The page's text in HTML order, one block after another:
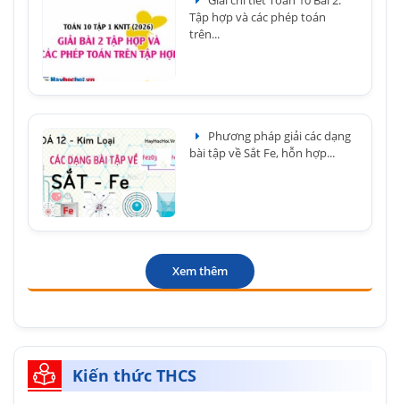
Tập hợp và các phép toán
trên...
Phương pháp giải các dạng
bài tập về Sắt Fe, hỗn hợp...
Xem thêm
Kiến thức THCS